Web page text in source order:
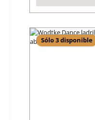
Sólo 3 disponible